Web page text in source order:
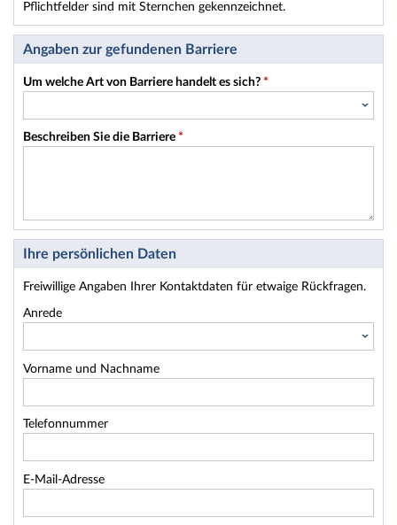
Pflichtfelder sind mit Sternchen gekennzeichnet.
Dieses Formular enthält Pflichtfelder.
Angaben zur gefundenen Barriere
Um welche Art von Barriere handelt es sich? *
Beschreiben Sie die Barriere *
Ihre persönlichen Daten
Freiwillige Angaben Ihrer Kontaktdaten für etwaige Rückfragen.
Anrede
Vorname und Nachname
Telefonnummer
E-Mail-Adresse